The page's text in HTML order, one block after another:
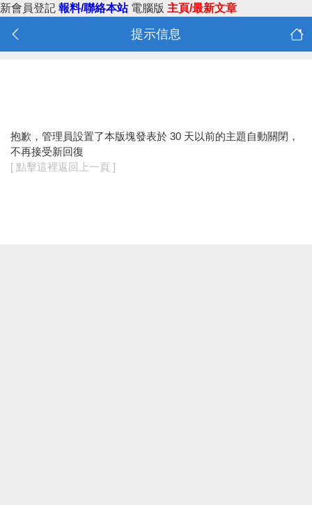
新會員登記 報料/聯絡本站 電腦版 主頁/最新文章
提示信息
抱歉，管理員設置了本版塊發表於 30 天以前的主題自動關閉，
不再接受新回復
[ 點擊這裡返回上一頁 ]